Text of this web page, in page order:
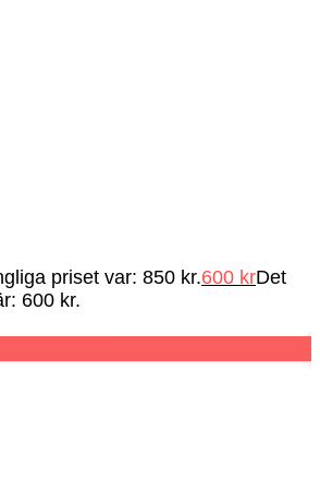
priset var: 850 kr.600 krDet
600 kr.